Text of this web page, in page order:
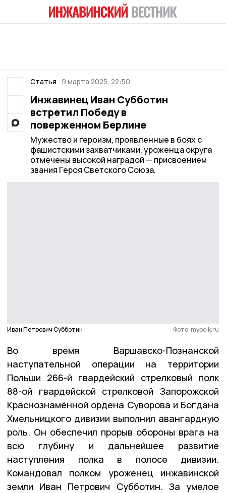
Статья 9 марта 2025, 22:50
Инжавинец Иван Субботин
встретил Победу в
поверженном Берлине
Мужество и героизм, проявленные в боях с
фашистскими захватчиками, уроженца округа
отмечены высокой наградой — присвоением
звания Героя Светского Союза.
Иван Петрович Субботин Фото: mypolk.ru
Во время Варшавско-Познанской
наступательной операции на территории
Польши 266-й гвардейский стрелковый полк
88-ой гвардейской стрелковой Запорожской
Краснознамённой ордена Суворова и Богдана
Хмельницкого дивизии выполнил авангардную
роль. Он обеспечил прорыв обороны врага на
всю глубину и дальнейшее развитие
наступления полка в полосе дивизии.
Командовал полком уроженец инжавинской
земли Иван Петрович Субботин. За умелое